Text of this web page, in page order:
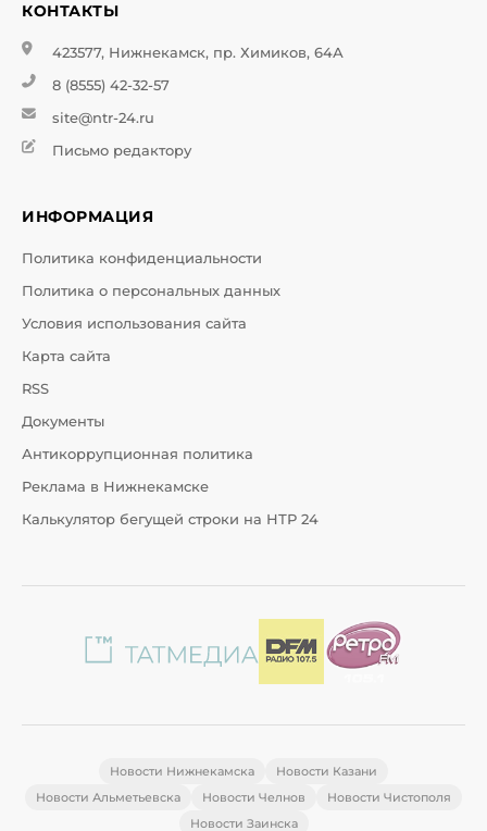
КОНТАКТЫ
423577, Нижнекамск, пр. Химиков, 64А
8 (8555) 42-32-57
site@ntr-24.ru
Письмо редактору
ИНФОРМАЦИЯ
Политика конфиденциальности
Политика о персональных данных
Условия использования сайта
Карта сайта
RSS
Документы
Антикоррупционная политика
Реклама в Нижнекамске
Калькулятор бегущей строки на НТР 24
Новости Нижнекамска
Новости Казани
Новости Альметьевска
Новости Челнов
Новости Чистополя
Новости Заинска